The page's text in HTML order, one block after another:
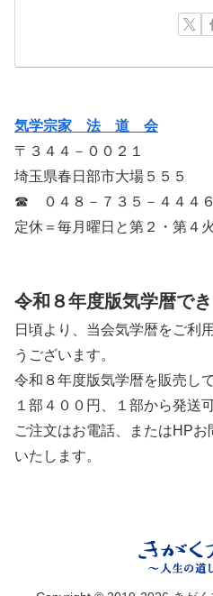
気学宗家 法 道 会
〒３４４－００２１
埼玉県春日部市大場５５５
☎ ０４８－７３５－４４４６
定休＝毎月曜日と第２・第４
令和８年度版気学暦で
日頃より、当会気学暦をご利
うございます。
令和８年度版気学暦を販売し
１部４００円、１部から発送
ご注文はお電話、またはHP
いたします。